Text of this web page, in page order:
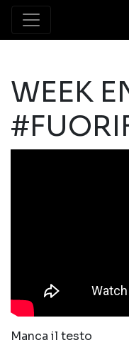
WEEK
Manca il testo